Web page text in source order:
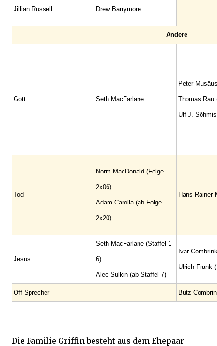
Jillian Russell Drew Barrymore
Andere
Gott Seth MacFarlane
Peter
Thomas Rau
Ulf J.
Tod
Norm MacDonald (Folge
2x06)
Adam Carolla (ab Folge
2x20)
Hans-Rainer
Jesus
Seth MacFarlane (Staffel 1–
6)
Alec Sulkin (ab Staffel 7)
Ivar
Ulrich Frank
Off-Sprecher – Butz
Die Familie Griffin besteht aus dem Ehepaar